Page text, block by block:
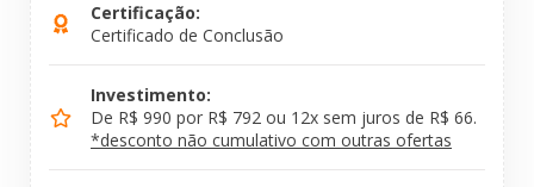
Certificação:
Certificado de Conclusão
Investimento:
De R$ 990 por R$ 792 ou 12x sem juros de R$ 66.
*desconto não cumulativo com outras ofertas